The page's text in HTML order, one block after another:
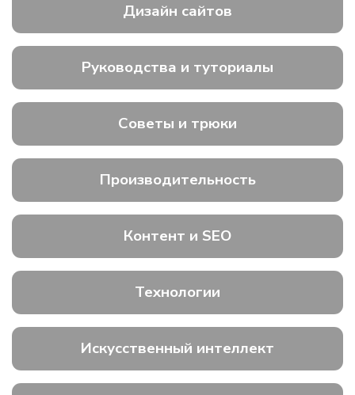
Дизайн сайтов
Руководства и туториалы
Советы и трюки
Производительность
Контент и SEO
Технологии
Искусственный интеллект